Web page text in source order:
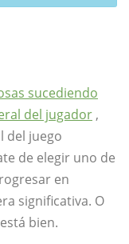
sucediendo
del jugador ,
del juego
de elegir uno de
en
significativa. O
bien.